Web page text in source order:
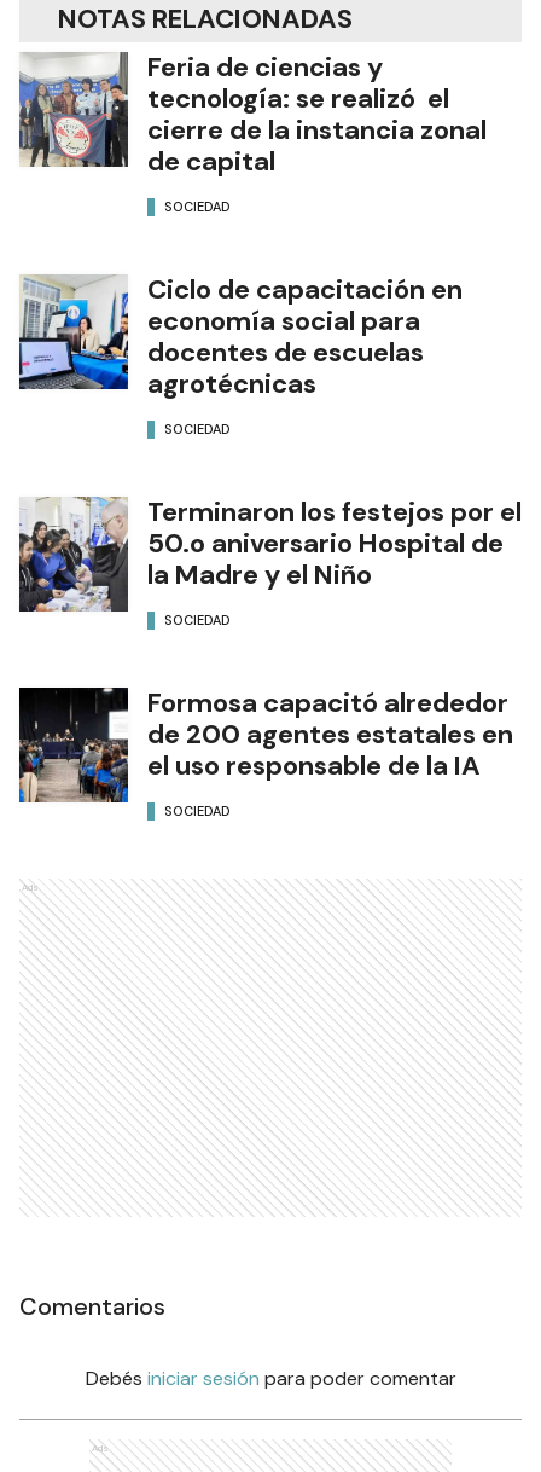
NOTAS RELACIONADAS
Feria de ciencias y
tecnología: se realizó el
cierre de la instancia zonal
de capital
SOCIEDAD
Ciclo de capacitación en
economía social para
docentes de escuelas
agrotécnicas
SOCIEDAD
Terminaron los festejos por el
50.o aniversario Hospital de
la Madre y el Niño
SOCIEDAD
Formosa capacitó alrededor
de 200 agentes estatales en
el uso responsable de la IA
SOCIEDAD
Ads
Comentarios
Debés iniciar sesión para poder comentar
Ads